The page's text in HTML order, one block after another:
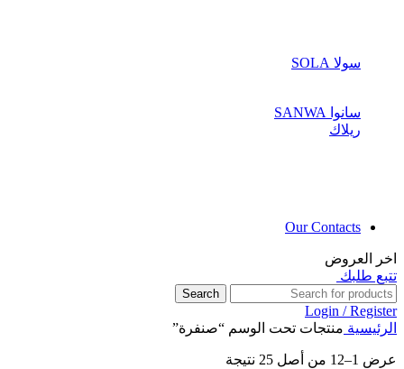
سولا SOLA
سانوا SANWA
ريلاك
Our Contacts
اخر العروض
تتبع طلبك
Search
Login / Register
الرئيسية منتجات تحت الوسم “صنفرة”
عرض 1–12 من أصل 25 نتيجة